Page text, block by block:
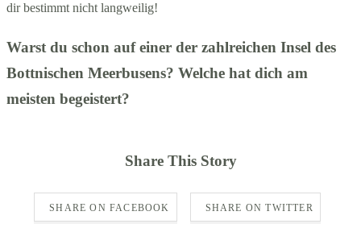
dir bestimmt nicht langweilig!
Warst du schon auf einer der zahlreichen Insel des
Bottnischen Meerbusens? Welche hat dich am
meisten begeistert?
Share This Story
SHARE ON FACEBOOK SHARE ON TWITTER